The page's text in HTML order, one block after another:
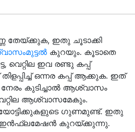
തേയ്ക്കുക, ഇതു ചൂടാക്കി
കുറയും. കൂടാതെ
വെറ്റില ഇവ രണ്ടു കപ്പ്
ഒന്നര കപ്പ് ആക്കുക. ഇത്
നേരം കുടിച്ചാൽ ആശ്വാസം
ആശ്വാസമേകും.
ഗുണമുണ്ട്. ഇതു
കുറയ്ക്കുന്നു.